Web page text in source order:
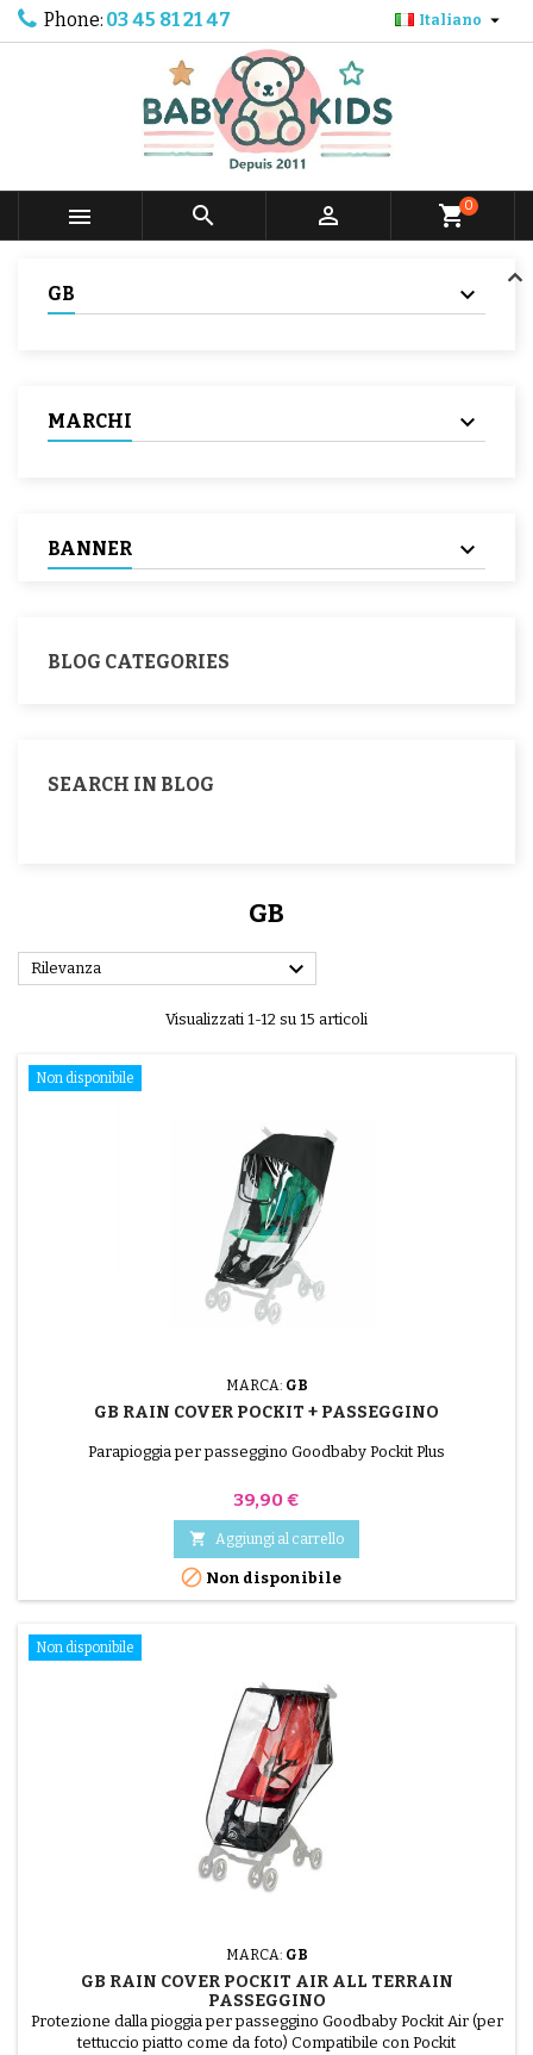
Phone: 03 45 81 21 47 Italiano 
   shopping_cart0
GB
MARCHI
BANNER
BLOG CATEGORIES
SEARCH IN BLOG
GB
Rilevanza 
Visualizzati 1-12 su 15 articoli
Non disponibile
MARCA: GB
GB RAIN COVER POCKIT + PASSEGGINO
Parapioggia per passeggino Goodbaby Pockit Plus
Prezzo
39,90 €
 Aggiungi al carrello
 Non disponibile
Non disponibile
MARCA: GB
GB RAIN COVER POCKIT AIR ALL TERRAIN
PASSEGGINO
Protezione dalla pioggia per passeggino Goodbaby Pockit Air (per
tettuccio piatto come da foto) Compatibile con Pockit